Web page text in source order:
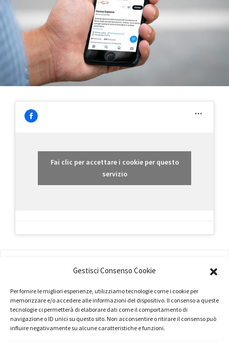
Gestisci Consenso Cookie
Per fornire le migliori esperienze, utilizziamo tecnologie come i cookie per
memorizzare e/o accedere alle informazioni del dispositivo. Il consenso a queste
tecnologie ci permetterà di elaborare dati come il comportamento di
navigazione o ID unici su questo sito. Non acconsentire o ritirare il consenso può
influire negativamente su alcune caratteristiche e funzioni.
Fai clic per accettare i cookie per questo
servizio
TERMINI E CONDIZIONI
PRIVACY POLICY